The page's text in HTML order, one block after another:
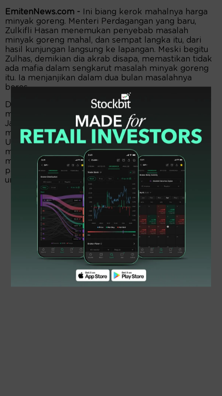
EmitenNews.com -
Ini biang kerok mahalnya harga
minyak goreng. Menteri Perdagangan yang baru,
Zulkifli Hasan menemukan penyebab masalah
minyak goreng mahal, dan sempat langka itu, dari
hasil kunjungan langsung ke lapangan. Meski begitu
Zulhas, demikian dia akrab disapa, memastikan tidak
ada mafia dalam sengkarut masalah minyak goreng
itu. Ia menjanjikan dalam dua bulan masalahnya
beres.
Dalam keterangannya kepada pers, sebelum
mengikuti sidang kabinet paripurna di Istana Negara
Jakarta, Senin (20/6/2022), Mendag Zulkifli Hasan
menyatakan tidak ada mafia minyak goreng. Ketua
Umum Partai Amanat Nasional (PAN) ini
menegaskan, kenaikan harga bukanlah permainan
mafia. Melainkan bagian dari skema perdagangan
pada umumnya, dimana ada pihak yang mengambil
untung lebih dari situasi pasar.